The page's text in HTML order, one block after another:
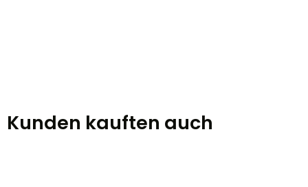
Kunden kauften auch